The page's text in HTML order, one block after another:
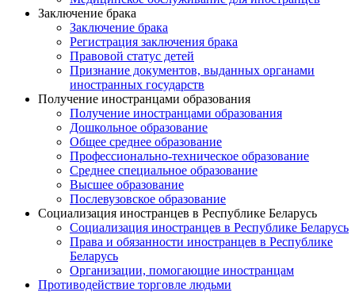
Заключение брака
Заключение брака
Регистрация заключения брака
Правовой статус детей
Признание документов, выданных органами
иностранных государств
Получение иностранцами образования
Получение иностранцами образования
Дошкольное образование
Общее среднее образование
Профессионально-техническое образование
Среднее специальное образование
Высшее образование
Послевузовское образование
Социализация иностранцев в Республике Беларусь
Социализация иностранцев в Республике Беларусь
Права и обязанности иностранцев в Республике
Беларусь
Oрганизации, помогающие иностранцам
Противодействие торговле людьми